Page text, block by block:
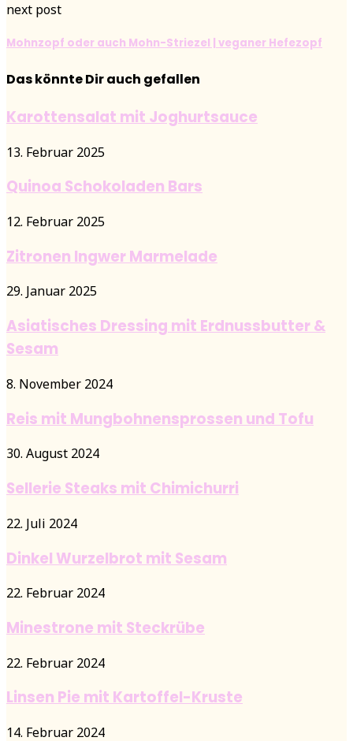
next post
Mohnzopf oder auch Mohn-Striezel | veganer Hefezopf
Das könnte Dir auch gefallen
Karottensalat mit Joghurtsauce
13. Februar 2025
Quinoa Schokoladen Bars
12. Februar 2025
Zitronen Ingwer Marmelade
29. Januar 2025
Asiatisches Dressing mit Erdnussbutter &
Sesam
8. November 2024
Reis mit Mungbohnensprossen und Tofu
30. August 2024
Sellerie Steaks mit Chimichurri
22. Juli 2024
Dinkel Wurzelbrot mit Sesam
22. Februar 2024
Minestrone mit Steckrübe
22. Februar 2024
Linsen Pie mit Kartoffel-Kruste
14. Februar 2024